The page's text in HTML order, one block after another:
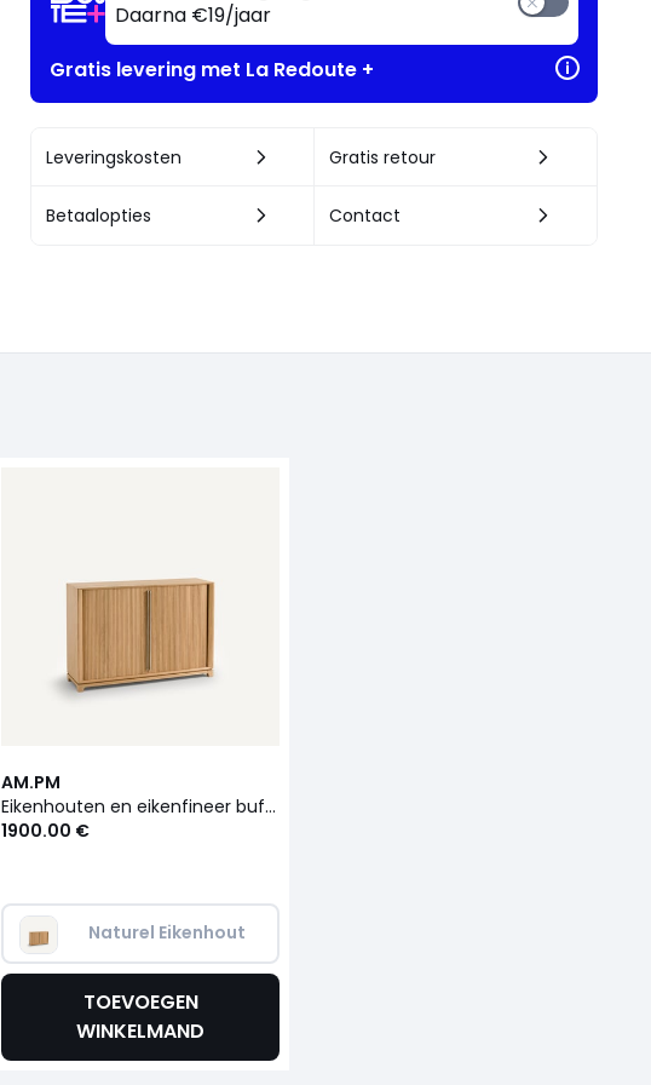
Daarna €19/jaar
Gratis levering met La Redoute +
Leveringskosten Gratis retour
Betaalopties Contact
AM.PM
Eikenhouten en eikenfineer buffetkast, Liamca
1900.00 €
Naturel Eikenhout
TOEVOEGEN
WINKELMAND